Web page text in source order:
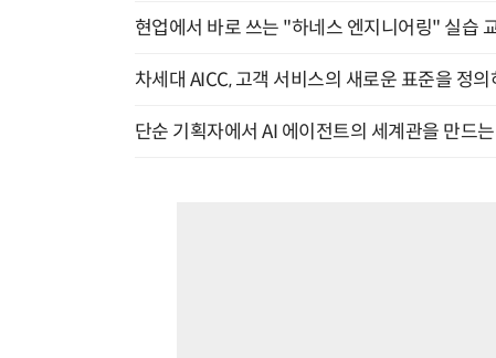
현업에서 바로 쓰는 "하네스 엔지니어링" 실습
차세대 AICC, 고객 서비스의 새로운 표준을 정
단순 기획자에서 AI 에이전트의 세계관을 만드